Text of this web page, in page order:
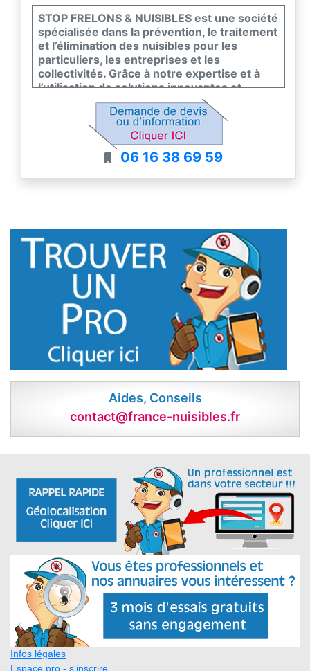
STOP FRELONS & NUISIBLES est une société
spécialisée dans la prévention, le traitement
et l’élimination des nuisibles pour les
particuliers, les entreprises et les
collectivités. Grâce à notre expertise et à
l’utilisation de solutions innovantes et
respectueuses de l’environnement, nous
assurons un cadre de vie et de travail sain,
sans nuisibles.
06 16 38 69 59
Aides, Conseils
contact@france-nuisibles.fr
Infos légales
Espace pro - s'inscrire